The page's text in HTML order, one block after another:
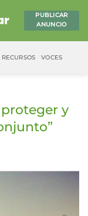
PUBLICAR
ANUNCIO
RECURSOS VOCES
y